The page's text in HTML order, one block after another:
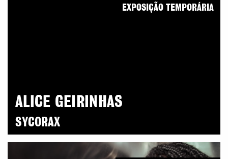
ALICE GEIRINHAS
SYCORAX
EXPOSIÇÃO TEMPORÁRIA